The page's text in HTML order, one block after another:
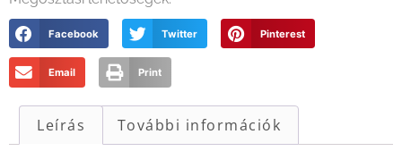
Facebook Twitter Pinterest
Email Print
Leírás További információk